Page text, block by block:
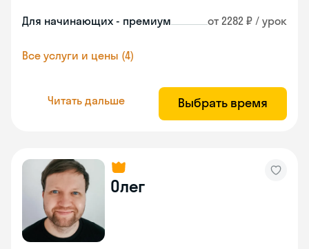
Для начинающих - премиум от 2282 ₽ / урок
Все услуги и цены (4)
Читать дальше Выбрать время
Олег